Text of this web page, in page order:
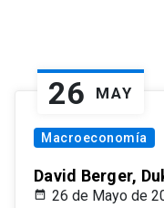
26 MAY
Macroeconomía
David Berger,
26 de Mayo de